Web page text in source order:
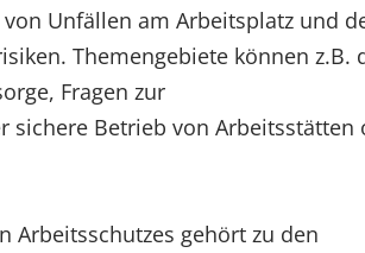
Unfällen am Arbeitsplatz und
Themengebiete können z.B.
Fragen zur
sichere Betrieb von Arbeitsstätten
Arbeitsschutzes gehört zu den